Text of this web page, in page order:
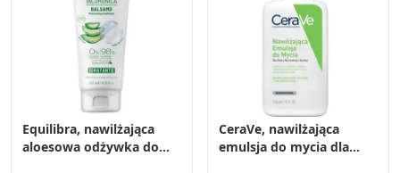
Equilibra, nawilżająca
aloesowa odżywka do
CeraVe, nawilżająca
emulsja do mycia dla